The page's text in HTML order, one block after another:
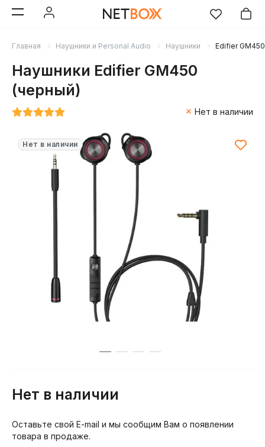
Главная Наушники и Personal Audio Наушники Edifier
Наушники Edifier GM450
(черный)
Нет в наличии
Нет в наличии
Нет в наличии
Оставьте свой E-mail и мы сообщим Вам о появлении
товара в продаже.